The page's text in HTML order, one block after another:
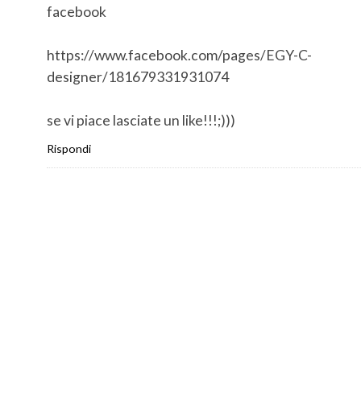
facebook
https://www.facebook.com/pages/EGY-C-
designer/181679331931074
se vi piace lasciate un like!!!;)))
Rispondi